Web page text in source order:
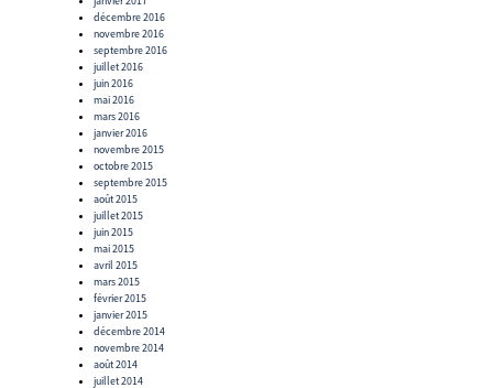
décembre 2016
novembre 2016
septembre 2016
juillet 2016
juin 2016
mai 2016
mars 2016
janvier 2016
novembre 2015
octobre 2015
septembre 2015
août 2015
juillet 2015
juin 2015
mai 2015
avril 2015
mars 2015
février 2015
janvier 2015
décembre 2014
novembre 2014
août 2014
juillet 2014